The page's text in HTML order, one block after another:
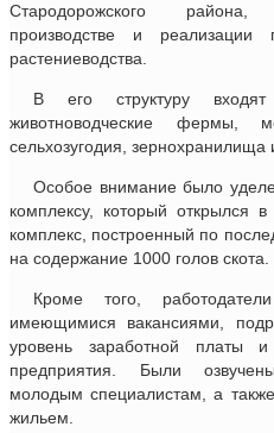
Стародорожского
производстве и реализации
растениеводства.
В его структуру входят
животноводческие фермы,
сельхозугодия, зернохранилища
Особое внимание было
комплексу, который открылся
комплекс, построенный по
на содержание 1000 голов скота.
Кроме того,
имеющимися вакансиями,
уровень заработной платы и
предприятия. Были
молодым специалистам, а
жильем.